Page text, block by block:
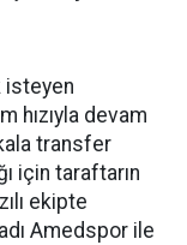
isteyen
hızıyla devam
transfer
için taraftarın
ekipte
Amedspor ile